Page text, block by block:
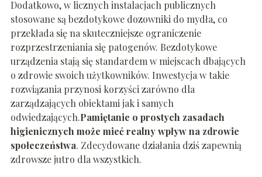
Dodatkowo, w licznych instalacjach publicznych
stosowane są bezdotykowe dozowniki do mydła, co
przekłada się na skuteczniejsze ograniczenie
rozprzestrzeniania się patogenów. Bezdotykowe
urządzenia stają się standardem w miejscach dbających
o zdrowie swoich użytkowników. Inwestycja w takie
rozwiązania przynosi korzyści zarówno dla
zarządzających obiektami jak i samych
odwiedzających.Pamiętanie o prostych zasadach
higienicznych może mieć realny wpływ na zdrowie
społeczeństwa. Zdecydowane działania dziś zapewnią
zdrowsze jutro dla wszystkich.